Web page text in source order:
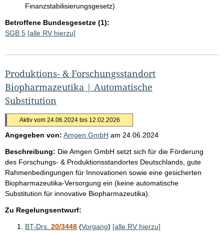
Finanzstabilisierungsgesetz)
Betroffene Bundesgesetze (1):
SGB 5 [alle RV hierzu]
Produktions- & Forschungsstandort
Biopharmazeutika | Automatische
Substitution
Aktiv vom 24.06.2024 bis 12.02.2026
Angegeben von: Amgen GmbH am 24.06.2024
Beschreibung: Die Amgen GmbH setzt sich für die Förderung
des Forschungs- & Produktionsstandortes Deutschlands, gute
Rahmenbedingungen für Innovationen sowie eine gesicherten
Biopharmazeutika-Versorgung ein (keine automatische
Substitution für innovative Biopharmazeutika).
Zu Regelungsentwurf:
BT-Drs. 20/3448 (Vorgang) [alle RV hierzu]